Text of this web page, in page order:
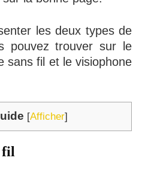
les deux types de
pouvez trouver sur le
sans fil et le visiophone
[Afficher]
fil